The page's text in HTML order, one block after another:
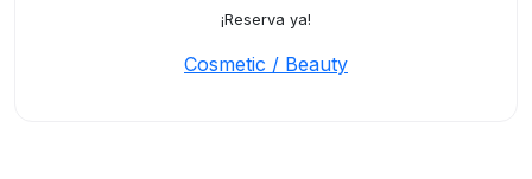
¡Reserva ya!
Cosmetic / Beauty